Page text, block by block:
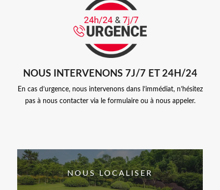
NOUS INTERVENONS 7J/7 ET 24H/24
En cas d’urgence, nous intervenons dans l’immédiat, n’hésitez
pas à nous contacter via le formulaire ou à nous appeler.
NOUS LOCALISER